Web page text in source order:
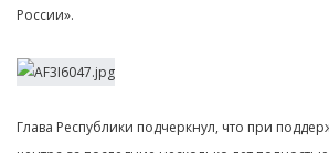
России».
Глава Республики подчеркнул, что при